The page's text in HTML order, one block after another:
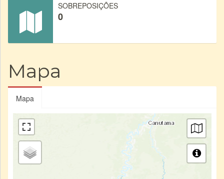
SOBREPOSIÇÕES
0
Mapa
Mapa